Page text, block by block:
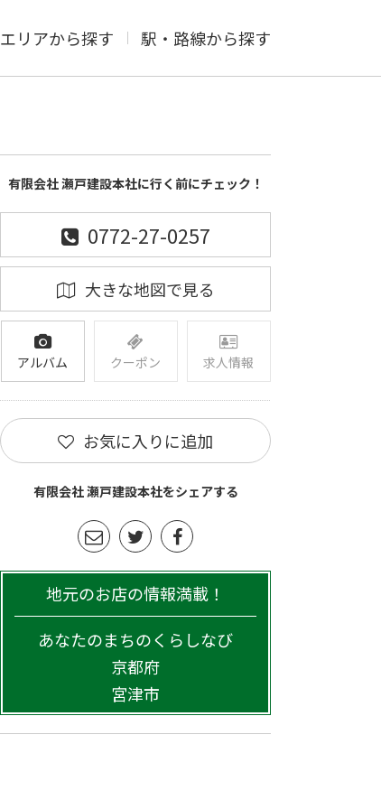
エリアから探す 駅・路線から探す
有限会社 瀬戸建設本社に行く前にチェック！
0772-27-0257
大きな地図で見る
アルバム クーポン 求人情報
お気に入りに追加
有限会社 瀬戸建設本社をシェアする
地元のお店の情報満載！
あなたのまちのくらしなび
京都府
宮津市